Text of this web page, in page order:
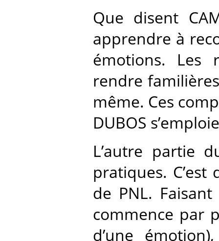
Que disent
apprendre à
émotions. Les
rendre
même. Ces
DUBOS
L’autre partie
pratiques.
de PNL.
commence par
d’une